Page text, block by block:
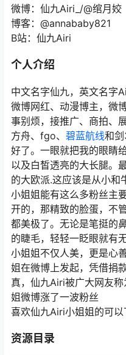
微博：仙九Airi_/@绾月姣
博客：@annababy821
B站：仙九Airi
个人介绍
中文名字仙九，英文名字
微博网红、动漫博主，微
事别烦，接推广、商拍、
方舟、fgo、 碧蓝航线和
好了。一眼就把我的眼睛
以及白皙透亮的大长腿。
的大欧派.这应该是从小和
小姐姐能有这么多粉丝主
开的，那精致的脸蛋，不
都美极了。无论是笔挺的
的睫毛，轻轻一眨眼就有
小姐姐不仅人美，更是心
姐在微博上发起，凭借捐
真，仙九Airi被广大网友
姐微博涨了一波粉丝
喜欢仙九Airi小姐姐的可以
资源目录